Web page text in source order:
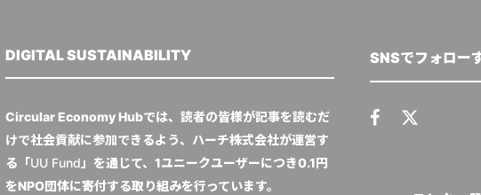
DIGITAL SUSTAINABILITY
Circular Economy Hubでは、読者の皆様が記事を読むだ
けで社会貢献に参加できるよう、ハーチ株式会社が運営す
る「UU Fund」を通じて、1ユニークユーザーにつき0.1円
をNPO団体に寄付する取り組みを行っています。
SNSでフォロー